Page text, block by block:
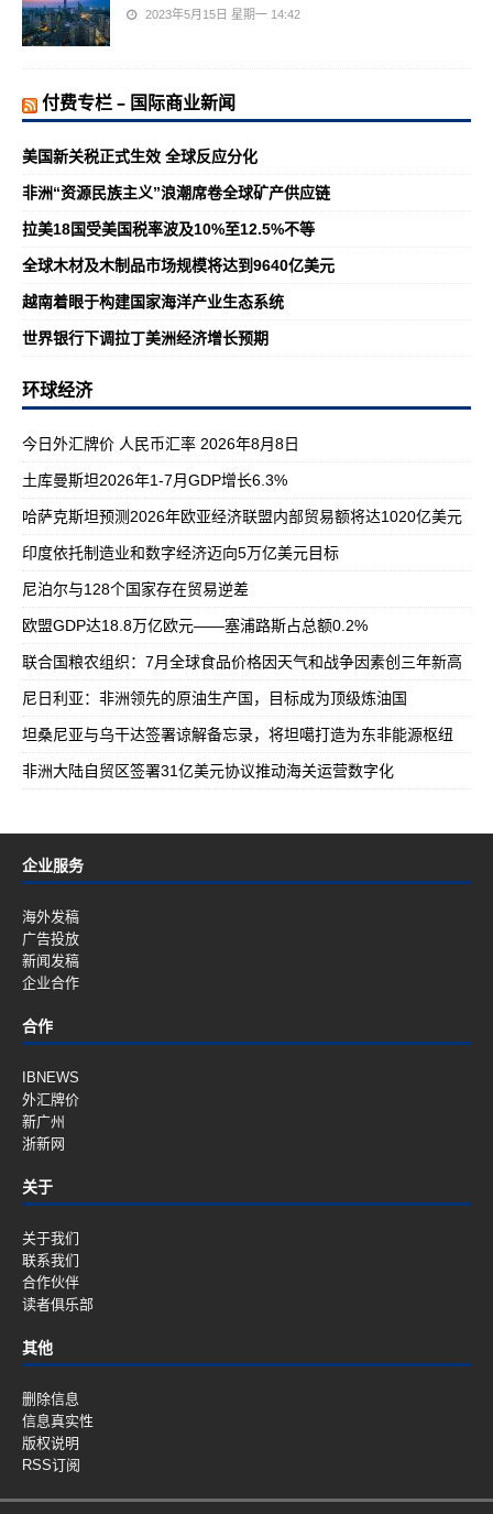
2023年5月15日 星期一 14:42
付费专栏 – 国际商业新闻
美国新关税正式生效 全球反应分化
非洲“资源民族主义”浪潮席卷全球矿产供应链
拉美18国受美国税率波及10%至12.5%不等
全球木材及木制品市场规模将达到9640亿美元
越南着眼于构建国家海洋产业生态系统
世界银行下调拉丁美洲经济增长预期
环球经济
今日外汇牌价 人民币汇率 2026年8月8日
土库曼斯坦2026年1-7月GDP增长6.3%
哈萨克斯坦预测2026年欧亚经济联盟内部贸易额将达1020亿美元
印度依托制造业和数字经济迈向5万亿美元目标
尼泊尔与128个国家存在贸易逆差
欧盟GDP达18.8万亿欧元——塞浦路斯占总额0.2%
联合国粮农组织：7月全球食品价格因天气和战争因素创三年新高
尼日利亚：非洲领先的原油生产国，目标成为顶级炼油国
坦桑尼亚与乌干达签署谅解备忘录，将坦噶打造为东非能源枢纽
非洲大陆自贸区签署31亿美元协议推动海关运营数字化
企业服务
海外发稿
广告投放
新闻发稿
企业合作
合作
IBNEWS
外汇牌价
新广州
浙新网
关于
关于我们
联系我们
合作伙伴
读者俱乐部
其他
删除信息
信息真实性
版权说明
RSS订阅